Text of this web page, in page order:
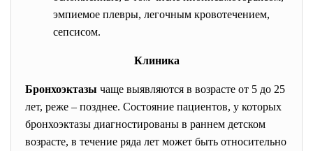
эмпиемое плевры, легочным кровотечением,
сепсисом.
Клиника
Бронхоэктазы чаще выявляются в возрасте от 5 до 25
лет, реже – позднее. Состояние пациентов, у которых
бронхоэктазы диагностированы в раннем детском
возрасте, в течение ряда лет может быть относительно